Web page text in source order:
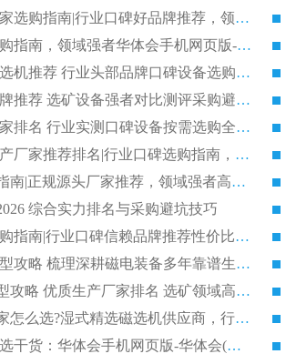
2026 国内主流铁矿磁选机厂家选购指南|行业口碑好品牌推荐，领域强者华体会手机网页版-华体会(中国)
2026 铁矿磁选机靠谱厂家选购指南，领域强者华体会手机网页版-华体会(中国) 铁矿磁选机性价比高
2026 选矿老板必看永磁筒磁选机推荐 行业头部品牌口碑设备选购全攻略
2026 高分永磁筒式磁选机品牌推荐 选矿设备强者对比测评采购避坑全攻略
2026 国内平板磁选机靠谱厂家排名 行业实测口碑设备按需选购全指南
2026 滚筒式除铁永磁滚筒生产厂家推荐排名|行业口碑选购指南，领域强者源头厂商精选
2026磁选机公司排行榜选购指南|正规源头厂家推荐，领域强者高性价比靠谱信赖品牌
综合实力排名与采购避坑技巧
2026 磁选机正规厂家排名选购指南|行业口碑信赖品牌推荐性价比高靠谱磁电企业
2026 矿山干式立式磁选机选型攻略 梳理深耕磁电装备多年靠谱生产厂商
2026干湿永磁矿山磁选机选型攻略 优质生产厂家排名 选矿领域高口碑品牌推荐指南
2026低耗湿式精​选磁选机厂家怎么选?湿式精选磁选机供应商，行业认可度较高生产厂家华体会手机网页版-华体会(中国) 全面解析
2026 选矿永磁筒式磁选机挑选干货：华体会手机网页版-华体会(中国) 源头厂，绿色高效实力出众